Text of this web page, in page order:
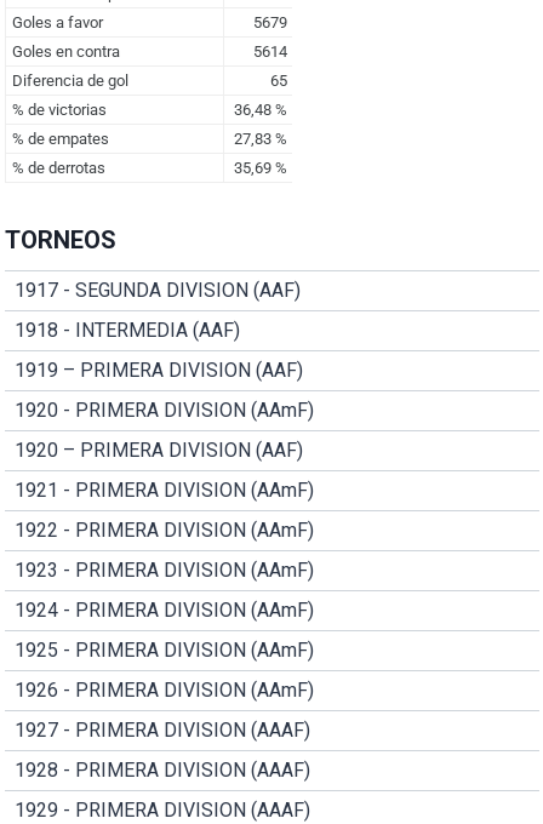
TORNEOS
1917 - SEGUNDA DIVISION (AAF)
1918 - INTERMEDIA (AAF)
1919 – PRIMERA DIVISION (AAF)
1920 - PRIMERA DIVISION (AAmF)
1920 – PRIMERA DIVISION (AAF)
1921 - PRIMERA DIVISION (AAmF)
1922 - PRIMERA DIVISION (AAmF)
1923 - PRIMERA DIVISION (AAmF)
1924 - PRIMERA DIVISION (AAmF)
1925 - PRIMERA DIVISION (AAmF)
1926 - PRIMERA DIVISION (AAmF)
1927 - PRIMERA DIVISION (AAAF)
1928 - PRIMERA DIVISION (AAAF)
1929 - PRIMERA DIVISION (AAAF)